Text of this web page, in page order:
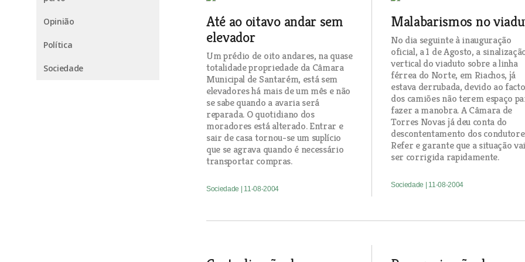
Opinião
Política
Sociedade
Até ao oitavo andar sem
elevador
Um prédio de oito andares, na quase
totalidade propriedade da Câmara
Municipal de Santarém, está sem
elevadores há mais de um mês e não
se sabe quando a avaria será
reparada. O quotidiano dos
moradores está alterado. Entrar e
sair de casa tornou-se um suplício
que se agrava quando é necessário
transportar compras.
Sociedade | 11-08-2004
Malabarismos no
No dia seguinte à inauguração
oficial, a 1 de Agosto, a
vertical do viaduto sobre a linha
férrea do Norte, em Riachos, já
estava derrubada, devido ao facto
dos camiões não terem espaço
fazer a manobra. A Câmara de
Torres Novas já deu conta do
descontentamento dos
Refer e garante que a situação
ser corrigida rapidamente.
Sociedade | 11-08-2004